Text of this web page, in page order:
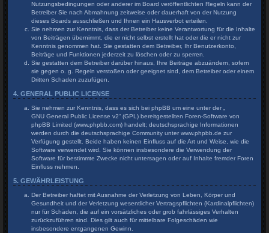
Nutzungsbedingungen oder anderer im Board veröffentlichten Regeln kann der
Betreiber Sie nach Abmahnung zeitweise oder dauerhaft von der Nutzung
dieses Boards ausschließen und Ihnen ein Hausverbot erteilen.
Sie nehmen zur Kenntnis, dass der Betreiber keine Verantwortung für die Inhalte
von Beiträgen übernimmt, die er nicht selbst erstellt hat oder die er nicht zur
Kenntnis genommen hat. Sie gestatten dem Betreiber, Ihr Benutzerkonto,
Beiträge und Funktionen jederzeit zu löschen oder zu sperren.
Sie gestatten dem Betreiber darüber hinaus, Ihre Beiträge abzuändern, sofern
sie gegen o. g. Regeln verstoßen oder geeignet sind, dem Betreiber oder einem
Dritten Schaden zuzufügen.
4. GENERAL PUBLIC LICENSE
Sie nehmen zur Kenntnis, dass es sich bei phpBB um eine unter der „
GNU General Public License v2“ (GPL) bereitgestellten Foren-Software von
phpBB Limited (www.phpbb.com) handelt; deutschsprachige Informationen
werden durch die deutschsprachige Community unter www.phpbb.de zur
Verfügung gestellt. Beide haben keinen Einfluss auf die Art und Weise, wie die
Software verwendet wird. Sie können insbesondere die Verwendung der
Software für bestimmte Zwecke nicht untersagen oder auf Inhalte fremder Foren
Einfluss nehmen.
5. GEWÄHRLEISTUNG
Der Betreiber haftet mit Ausnahme der Verletzung von Leben, Körper und
Gesundheit und der Verletzung wesentlicher Vertragspflichten (Kardinalpflichten)
nur für Schäden, die auf ein vorsätzliches oder grob fahrlässiges Verhalten
zurückzuführen sind. Dies gilt auch für mittelbare Folgeschäden wie
insbesondere entgangenen Gewinn.